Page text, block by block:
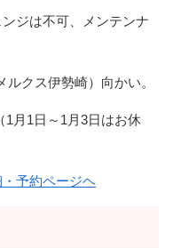
ジは不可、メンテンナ
クス伊勢崎）向かい。
1月1日～1月3日はお休
予約ページヘ